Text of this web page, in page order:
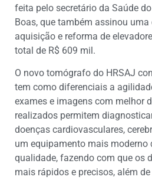
feita pelo secretário da Saúde
Boas, que também assinou
aquisição e reforma de
total de R$ 609 mil.
O novo tomógrafo do HRSAJ
tem como diferenciais a
exames e imagens com melhor
realizados permitem
doenças cardiovasculares,
um equipamento mais moderno
qualidade, fazendo com que os
mais rápidos e precisos, além